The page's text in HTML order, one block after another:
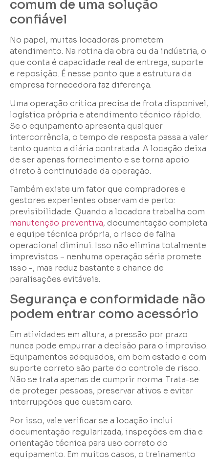
comum de uma solução
confiável
No papel, muitas locadoras prometem
atendimento. Na rotina da obra ou da indústria, o
que conta é capacidade real de entrega, suporte
e reposição. É nesse ponto que a estrutura da
empresa fornecedora faz diferença.
Uma operação crítica precisa de frota disponível,
logística própria e atendimento técnico rápido.
Se o equipamento apresenta qualquer
intercorrência, o tempo de resposta passa a valer
tanto quanto a diária contratada. A locação deixa
de ser apenas fornecimento e se torna apoio
direto à continuidade da operação.
Também existe um fator que compradores e
gestores experientes observam de perto:
previsibilidade. Quando a locadora trabalha com
manutenção preventiva, documentação completa
e equipe técnica própria, o risco de falha
operacional diminui. Isso não elimina totalmente
imprevistos – nenhuma operação séria promete
isso -, mas reduz bastante a chance de
paralisações evitáveis.
Segurança e conformidade não
podem entrar como acessório
Em atividades em altura, a pressão por prazo
nunca pode empurrar a decisão para o improviso.
Equipamentos adequados, em bom estado e com
suporte correto são parte do controle de risco.
Não se trata apenas de cumprir norma. Trata-se
de proteger pessoas, preservar ativos e evitar
interrupções que custam caro.
Por isso, vale verificar se a locação inclui
documentação regularizada, inspeções em dia e
orientação técnica para uso correto do
equipamento. Em muitos casos, o treinamento